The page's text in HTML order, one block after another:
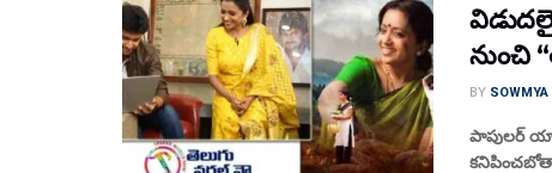
నుంచి
BY SOWMYA
పాపులర్